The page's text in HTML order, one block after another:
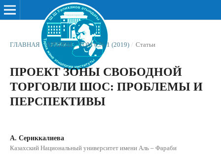
ГЛАВНАЯ / АРХИВЫ / ТОМ 6 № 1 (2019) / Статьи
ПРОЕКТ ЗОНЫ СВОБОДНОЙ
ТОРГОВЛИ ШОС: ПРОБЛЕМЫ И
ПЕРСПЕКТИВЫ
А. Сериккалиева
Казахский Национальный университет имени Аль – Фараби